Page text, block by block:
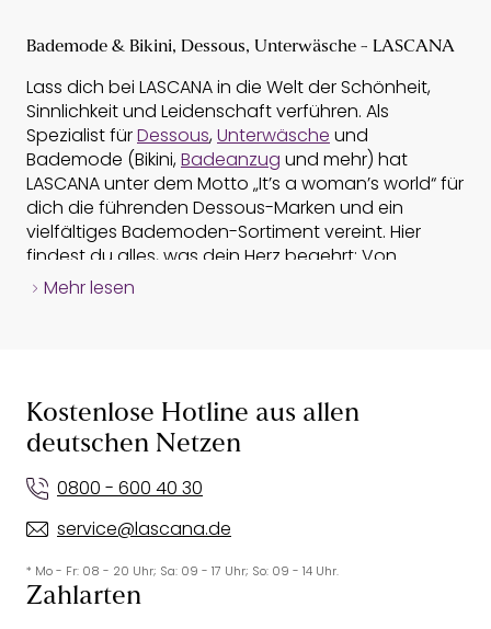
Bademode & Bikini, Dessous, Unterwäsche - LASCANA
Lass dich bei LASCANA in die Welt der Schönheit,
Sinnlichkeit und Leidenschaft verführen. Als
Spezialist fürDessous,Unterwäsche und
Bademode (Bikini,Badeanzug und mehr) hat
LASCANA unter dem Motto „It’s a woman’s world“ für
dich die führenden Dessous-Marken und ein
vielfältiges Bademoden-Sortiment vereint. Hier
findest du alles, was dein Herz begehrt: Von
verführerischen Dessous und Damenunterwäsche,
Shapewear und Hochzeitsdessous. Stöbere durch
den LASCANA Online-Shop und lass dich von
Dessous, Unterwäsche, Bademode und Bikinis
inspirieren - BH oder Bikini kannst du zu Hause in
Ruhe anprobieren.
Bei LASCANA findest du ganzjährig eine große
Auswahl anBademode
Mehr lesen
Kostenlose Hotline aus allen
deutschen Netzen
0800 - 600 40 30
service@lascana.de
* Mo - Fr: 08 - 20 Uhr; Sa: 09 - 17 Uhr; So: 09 - 14 Uhr.
Zahlarten